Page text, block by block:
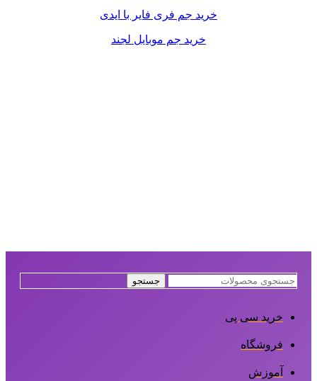
خرید جم فری فایر با ایدی
خرید جم موبایل لجند
جستجو
خرید سی پی
فروشگاه
آموزش